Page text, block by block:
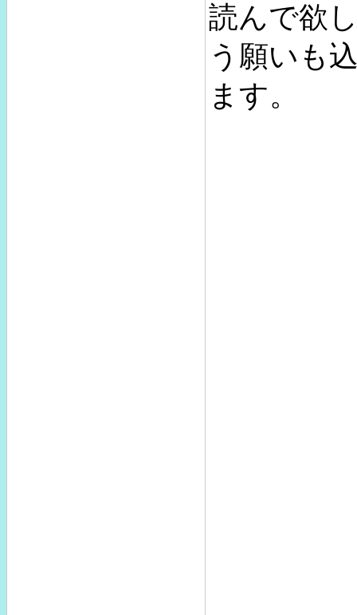
読んで欲
う願いも
ます。